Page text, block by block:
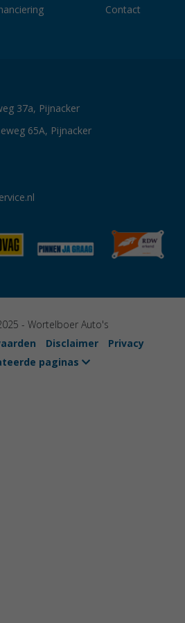
Contact
37a, Pijnacker
65A, Pijnacker
- Wortelboer Auto's
Disclaimer
Privacy
paginas